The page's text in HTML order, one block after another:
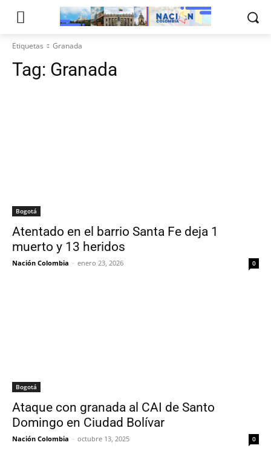
Etiquetas Granada
Tag: Granada
Bogotá
Atentado en el barrio Santa Fe deja 1
muerto y 13 heridos
Nación Colombia - enero 23, 2026 0
Bogotá
Ataque con granada al CAI de Santo
Domingo en Ciudad Bolívar
Nación Colombia - octubre 13, 2025 0